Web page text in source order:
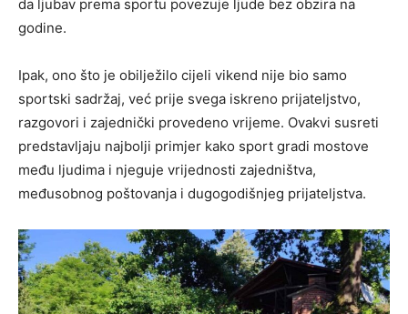
da ljubav prema sportu povezuje ljude bez obzira na
godine.
Ipak, ono što je obilježilo cijeli vikend nije bio samo
sportski sadržaj, već prije svega iskreno prijateljstvo,
razgovori i zajednički provedeno vrijeme. Ovakvi susreti
predstavljaju najbolji primjer kako sport gradi mostove
među ljudima i njeguje vrijednosti zajedništva,
međusobnog poštovanja i dugogodišnjeg prijateljstva.